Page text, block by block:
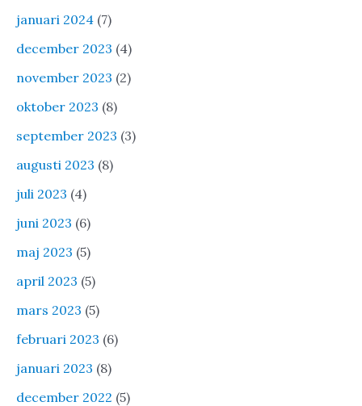
januari 2024 (7)
december 2023 (4)
november 2023 (2)
oktober 2023 (8)
september 2023 (3)
augusti 2023 (8)
juli 2023 (4)
juni 2023 (6)
maj 2023 (5)
april 2023 (5)
mars 2023 (5)
februari 2023 (6)
januari 2023 (8)
december 2022 (5)